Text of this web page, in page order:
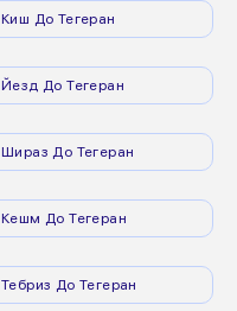
Киш До Тегеран
Йезд До Тегеран
Шираз До Тегеран
Кешм До Тегеран
Тебриз До Тегеран